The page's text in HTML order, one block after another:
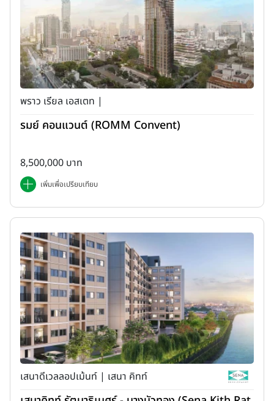
พราว เรียล เอสเตท |
รมย์ คอนแวนต์ (ROMM Convent)
8,500,000 บาท
เพิ่มเพื่อเปรียบเทียบ
เสนาดีเวลลอปเม้นท์ | เสนา คิทท์